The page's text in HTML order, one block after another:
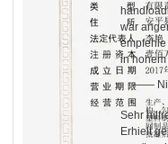
war
in
——
Sehr
Erhielt